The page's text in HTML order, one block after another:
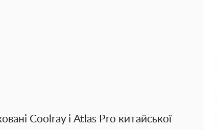
Coolray і Atlas Pro китайської